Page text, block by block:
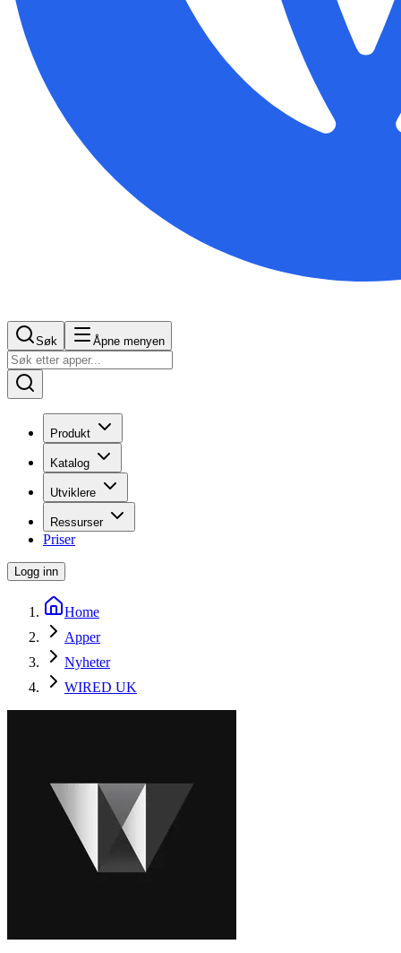
Søk Åpne menyen
Produkt
Katalog
Utviklere
Ressurser
Priser
Logg inn
Home
Apper
Nyheter
WIRED UK